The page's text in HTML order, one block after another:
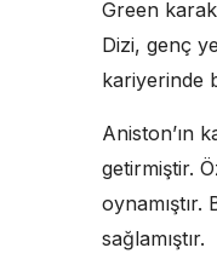
Green
Dizi, genç
kariyerinde
Aniston’ın
getirmiştir.
sağlamıştır.